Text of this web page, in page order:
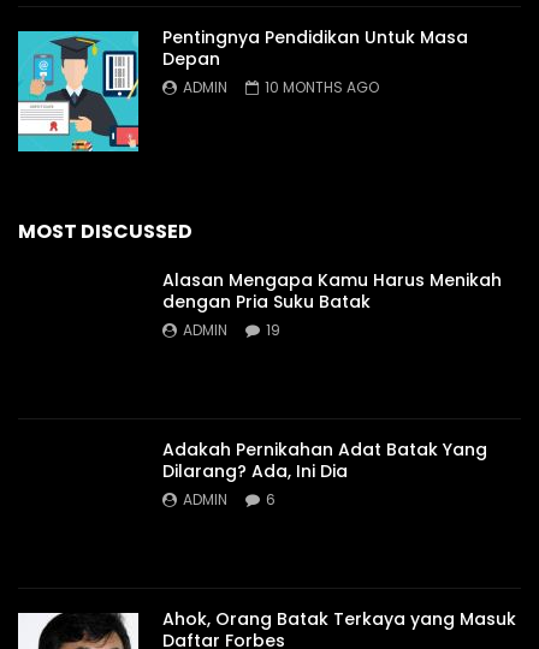
Pentingnya Pendidikan Untuk Masa
Depan
ADMIN 10 MONTHS AGO
MOST DISCUSSED
Alasan Mengapa Kamu Harus Menikah
dengan Pria Suku Batak
ADMIN 19
Adakah Pernikahan Adat Batak Yang
Dilarang? Ada, Ini Dia
ADMIN 6
Ahok, Orang Batak Terkaya yang Masuk
Daftar Forbes